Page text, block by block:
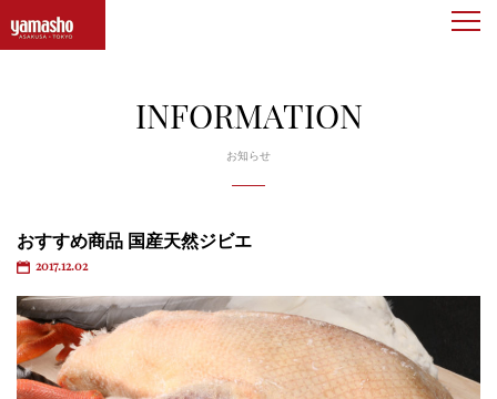
INFORMATION
お知らせ
おすすめ商品 国産天然ジビエ
2017.12.02